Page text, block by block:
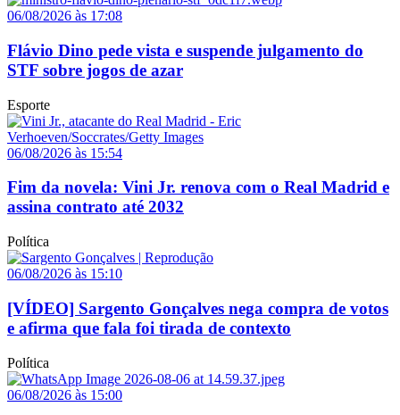
06/08/2026 às 17:08
Flávio Dino pede vista e suspende julgamento do
STF sobre jogos de azar
Esporte
06/08/2026 às 15:54
Fim da novela: Vini Jr. renova com o Real Madrid e
assina contrato até 2032
Política
06/08/2026 às 15:10
[VÍDEO] Sargento Gonçalves nega compra de votos
e afirma que fala foi tirada de contexto
Política
06/08/2026 às 15:00